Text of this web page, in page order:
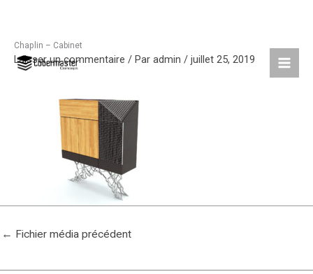
AllerChaplin – Cabinet
Laisser un commentaire / Par admin / juillet 25, 2019
← Fichier média précédent